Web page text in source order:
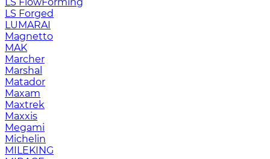
LS Forged
LUMARAI
Magnetto
MAK
Marcher
Marshal
Matador
Maxam
Maxtrek
Maxxis
Megami
Michelin
MILEKING